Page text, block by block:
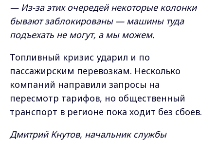
— Из-за этих очередей некоторые колонки
бывают заблокированы — машины туда
подъехать не могут, а мы можем.
Топливный кризис ударил и по
пассажирским перевозкам. Несколько
компаний направили запросы на
пересмотр тарифов, но общественный
транспорт в регионе пока ходит без сбоев.
Дмитрий Кнутов, начальник службы